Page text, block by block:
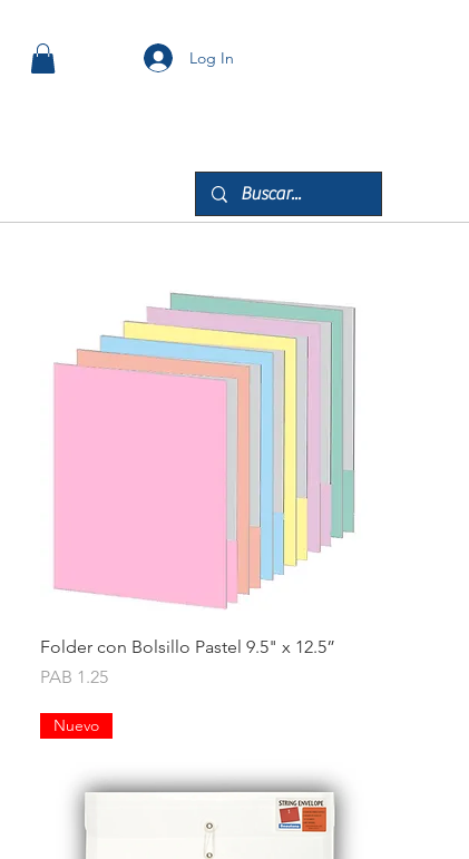
Log In
Quick View
Folder con Bolsillo Pastel 9.5" x 12.5”
Price
PAB 1.25
Nuevo